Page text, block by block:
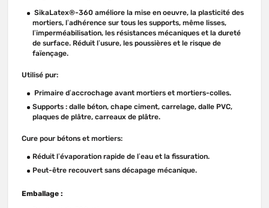
SikaLatex®-360 améliore la mise en oeuvre, la plasticité des
mortiers, l’adhérence sur tous les supports, même lisses,
l’imperméabilisation, les résistances mécaniques et la dureté
de surface. Réduit l’usure, les poussières et le risque de
faïençage.
Utilisé pur:
Primaire d’accrochage avant mortiers et mortiers-colles.
Supports : dalle béton, chape ciment, carrelage, dalle PVC,
plaques de plâtre, carreaux de plâtre.
Cure pour bétons et mortiers:
Réduit l’évaporation rapide de l’eau et la fissuration.
Peut-être recouvert sans décapage mécanique.
Emballage :